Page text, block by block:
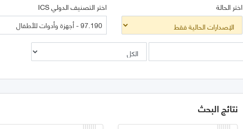
اختر الحالة
اختر التصنيف الدولي ICS
97.190 - أجهزة وأدوات للأطفال
نتائج البحث